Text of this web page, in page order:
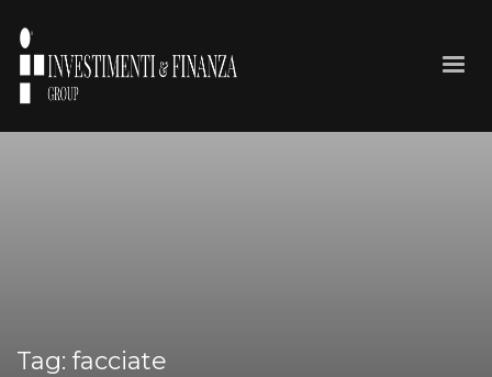
Tag: facciate